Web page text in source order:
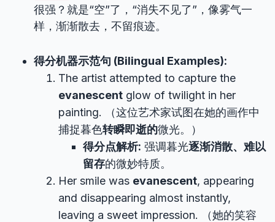
很强？就是“空”了，“消失不见了”，像雾气一
样，渐渐散去，不留痕迹。
得分机器示范句 (Bilingual Examples):
The artist attempted to capture the
evanescent glow of twilight in her
painting. （这位艺术家试图在她的画作中
捕捉暮色转瞬即逝的微光。）
得分点解析: 强调暮光逐渐消散、难以
留存的微妙特质。
Her smile was evanescent, appearing
and disappearing almost instantly,
leaving a sweet impression. （她的笑容